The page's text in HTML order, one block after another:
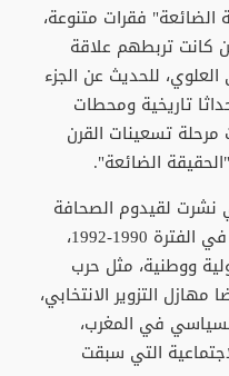
فقرات متنوعة،
كانت تربطهم علاقة
للحديث عن الجزء
تاريخية ومحطات
تسعينات القرن
الضائعة".
نشرت لقيدوم الصحافة
الوطنية ضمن "الحقيقة الضائعة" في الفترة 1990-1992،
ووطنية، مثل حرب
مهازل التزوير الانتخابي،
في المغرب،
التي سبقت